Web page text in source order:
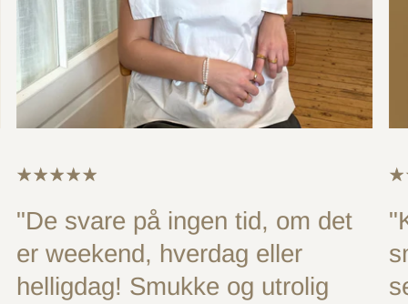
"De svare på ingen tid, om det
er weekend, hverdag eller
helligdag! Smukke og utrolig